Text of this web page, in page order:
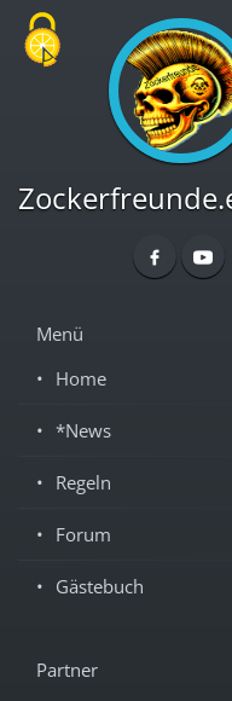
Menü
Home
*News
Regeln
Forum
Gästebuch
Partner
Cookie-Einstellungen